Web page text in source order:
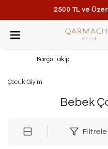
2500 TL ve
Kargo Takip
Çocuk Giyim
Bebek
Filtrele